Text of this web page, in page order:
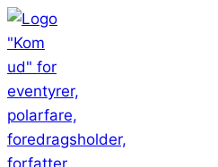
Fortsæt
til
indhold